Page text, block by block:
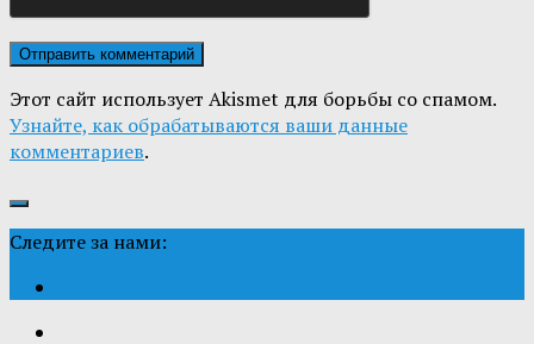
Этот сайт использует Akismet для борьбы со спамом.
Узнайте, как обрабатываются ваши данные
комментариев.
Следите за нами: